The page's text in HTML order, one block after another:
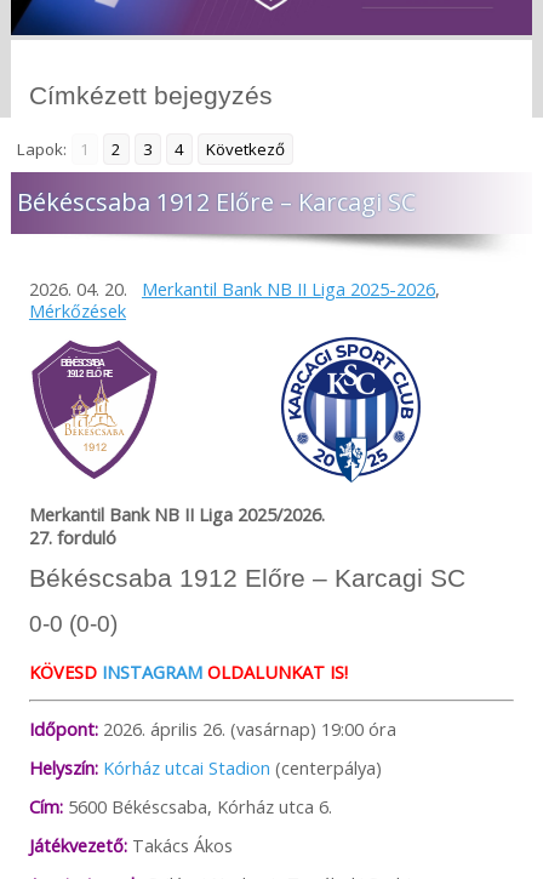
Címkézett bejegyzés
Lapok: 1 2 3 4 Következő
Békéscsaba 1912 Előre – Karcagi SC
2026. 04. 20. Merkantil Bank NB II Liga 2025-2026,
Mérkőzések
Merkantil Bank NB II Liga 2025/2026.
27. forduló
Békéscsaba 1912 Előre – Karcagi SC
0-0 (0-0)
KÖVESD INSTAGRAMOLDALUNKAT IS!
Időpont:2026. április 26. (vasárnap) 19:00 óra
Helyszín: Kórház utcai Stadion (centerpálya)
Cím:5600 Békéscsaba, Kórház utca 6.
Játékvezető:Takács Ákos